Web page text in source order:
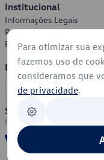
Institucional
Informações Legais
Política de Privacidade
Política de Cookies
Formas de Pagamento
Segurança
Para otimizar sua
fazemos uso de
consideramos que
de privacidade.